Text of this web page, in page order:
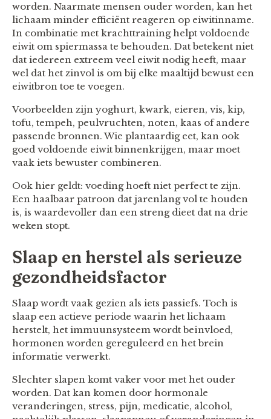
worden. Naarmate mensen ouder worden, kan het
lichaam minder efficiënt reageren op eiwitinname.
In combinatie met krachttraining helpt voldoende
eiwit om spiermassa te behouden. Dat betekent niet
dat iedereen extreem veel eiwit nodig heeft, maar
wel dat het zinvol is om bij elke maaltijd bewust een
eiwitbron toe te voegen.
Voorbeelden zijn yoghurt, kwark, eieren, vis, kip,
tofu, tempeh, peulvruchten, noten, kaas of andere
passende bronnen. Wie plantaardig eet, kan ook
goed voldoende eiwit binnenkrijgen, maar moet
vaak iets bewuster combineren.
Ook hier geldt: voeding hoeft niet perfect te zijn.
Een haalbaar patroon dat jarenlang vol te houden
is, is waardevoller dan een streng dieet dat na drie
weken stopt.
Slaap en herstel als serieuze
gezondheidsfactor
Slaap wordt vaak gezien als iets passiefs. Toch is
slaap een actieve periode waarin het lichaam
herstelt, het immuunsysteem wordt beïnvloed,
hormonen worden gereguleerd en het brein
informatie verwerkt.
Slechter slapen komt vaker voor met het ouder
worden. Dat kan komen door hormonale
veranderingen, stress, pijn, medicatie, alcohol,